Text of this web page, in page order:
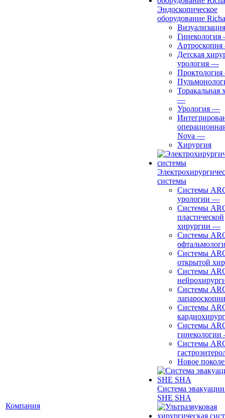
Компания
Эндоскопическое
оборудование
Визуализация
Гинекология
Артроскопия
Детская
урология —
Проктология
Торакальная
—
Урология —
Nova —
Хирургия
системы
Системы
урологии —
Системы
пластической
хирургии —
Системы
Системы
открытой
Системы
Системы
лапароскопии
Системы
Системы
гинекологии
Системы
Новое
Система
SHE SHA